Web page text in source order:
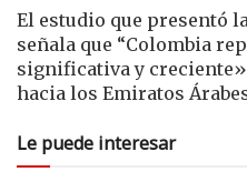
El estudio que presentó
señala que “Colombia
significativa y creciente»
hacia los Emiratos
Le puede interesar